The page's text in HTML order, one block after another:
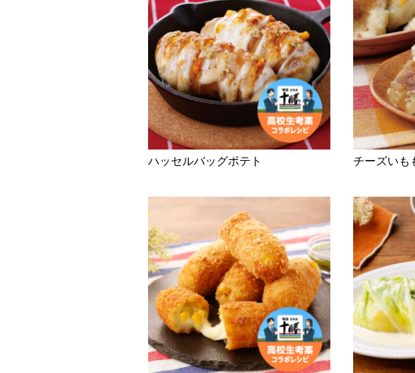
ハッセルバッグポテト チーズいも